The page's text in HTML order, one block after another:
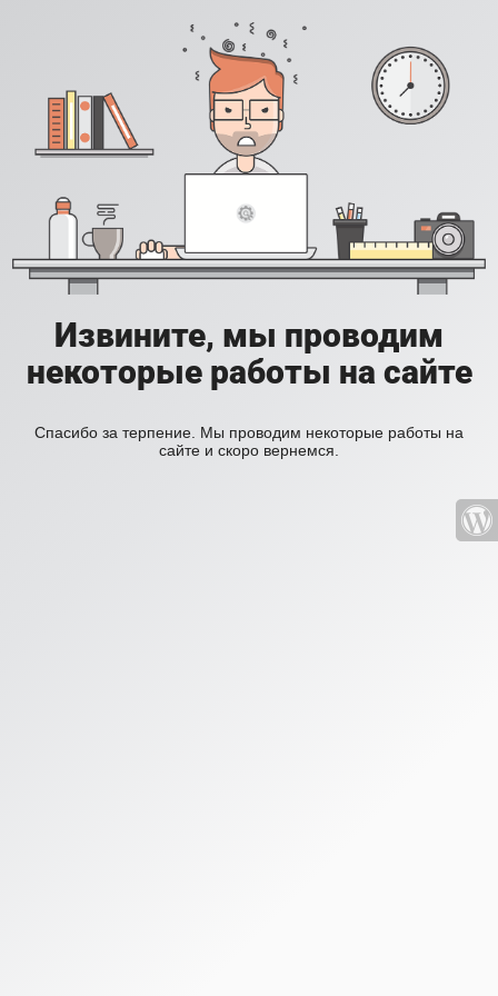
Извините, мы проводим
некоторые работы на сайте
Спасибо за терпение. Мы проводим некоторые работы на
сайте и скоро вернемся.